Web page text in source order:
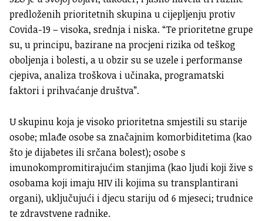
predloženih prioritetnih skupina u cijepljenju protiv
Covida-19 – visoka, srednja i niska. “Te prioritetne grupe
su, u principu, bazirane na procjeni rizika od teškog
oboljenja i bolesti, a u obzir su se uzele i performanse
cjepiva, analiza troškova i učinaka, programatski
faktori i prihvaćanje društva”.
U skupinu koja je visoko prioritetna smjestili su starije
osobe; mlađe osobe sa značajnim komorbiditetima (kao
što je dijabetes ili srčana bolest); osobe s
imunokompromitirajućim stanjima (kao ljudi koji žive s
osobama koji imaju HIV ili kojima su transplantirani
organi), uključujući i djecu stariju od 6 mjeseci; trudnice
te zdravstvene radnike.